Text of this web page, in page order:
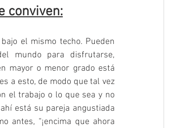
conviven:
el mismo techo. Pueden
mundo para disfrutarse,
mayor o menor grado está
a esto, de modo que tal vez
el trabajo o lo que sea y no
está su pareja angustiada
antes, “¡encima que ahora